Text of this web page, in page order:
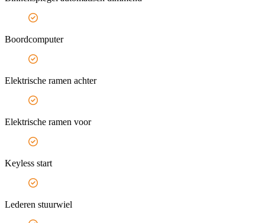
Boordcomputer
Elektrische ramen achter
Elektrische ramen voor
Keyless start
Lederen stuurwiel